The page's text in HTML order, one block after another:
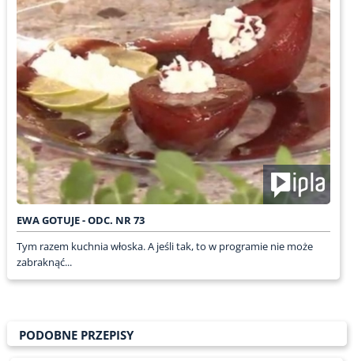
EWA GOTUJE - ODC. NR 73
Tym razem kuchnia włoska. A jeśli tak, to w programie nie może
zabraknąć...
PODOBNE PRZEPISY